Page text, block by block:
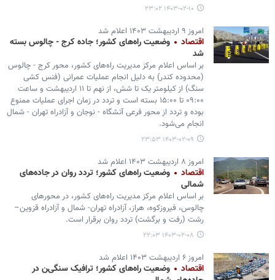
۱۴۰۳-۰۲-۱۰ ۲۳:۰۲
امروز ۹ اردیبهشت ۱۴۰۳ اعلام شد
اقتصاد
وضعیت راه‌های کشور؛ جاده کرج - چالوس بسته
شد
بر اساس اعلام مرکز مدیریت راه‌های کشور، محور کرج - چالوس
(محدوده کندر) به دلیل انجام عملیات عمرانی (فنس کشی
سنگ) از کیلومتر یک تا شش، از نهم تا ۱۱ اردیبهشت و ساعت
۰۹:۰۰ تا ۱۵:۰۰ بسته است و تردد در زمان اجرای عملیات ممنوع
بوده و تردد از محور فرعی آتشگاه - نوجان و آزادراه تهران - شمال
انجام می‌شود.
۱۴۰۳-۰۲-۰۹ ۲۳:۵۳
امروز ۸ اردیبهشت ۱۴۰۳ اعلام شد
اقتصاد
وضعیت راه‌های کشور؛ تردد روان در جاده‌های
شمالی
بر اساس اعلام مرکز مدیریت راه‌های کشور، در محورهای
چالوس، فیروزکوه، هراز، آزادراه تهران- شمال و آزادراه قزوین–
رشت (رفت و برگشت) تردد روان برقرار است.
۱۴۰۳-۰۲-۰۸ ۲۲:۰۳
امروز ۶ اردیبهشت ۱۴۰۳ اعلام شد
اقتصاد
وضعیت راه‌های کشور؛ ترافیک سنگین در